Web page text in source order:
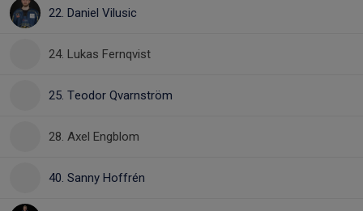
22. Daniel Vilusic
24. Lukas Fernqvist
25. Teodor Qvarnström
28. Axel Engblom
40. Sanny Hoffrén